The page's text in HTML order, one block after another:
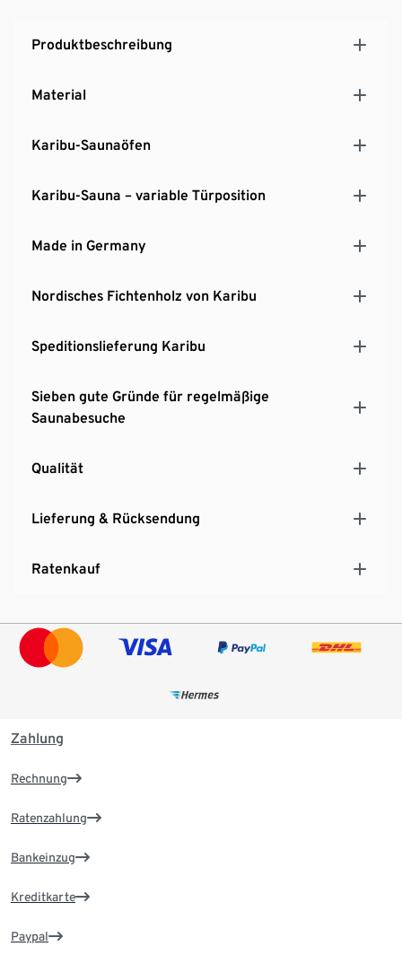
Platz für Liegen, Gartenmöbel oder Outdoor-
Silikonkabel, 2 Liegen aus hochwertigem Espeholz,
Einfache Montage dank Steck-Schraub-System
Exklusives Set für Tchibo
Produktbeschreibung
Material
Karibu-Saunaöfen
Karibu-Sauna – variable Türposition
Made in Germany
Nordisches Fichtenholz von Karibu
Speditionslieferung Karibu
Sieben gute Gründe für regelmäßige
Saunabesuche
Qualität
Lieferung & Rücksendung
Ratenkauf
Zahlung
Rechnung
Ratenzahlung
Bankeinzug
Kreditkarte
Paypal